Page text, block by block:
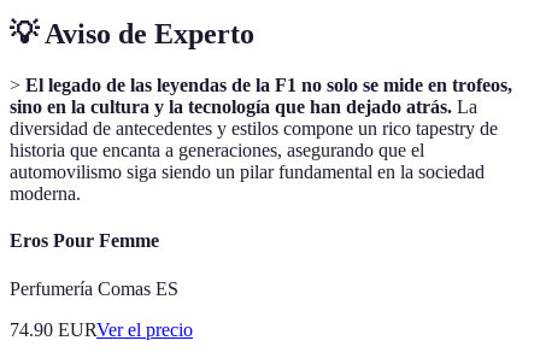
💡 Aviso de Experto
> El legado de las leyendas de la F1 no solo se mide en trofeos,
sino en la cultura y la tecnología que han dejado atrás. La
diversidad de antecedentes y estilos compone un rico tapestry de
historia que encanta a generaciones, asegurando que el
automovilismo siga siendo un pilar fundamental en la sociedad
moderna.
Eros Pour Femme
Perfumería Comas ES
74.90 EURVer el precio